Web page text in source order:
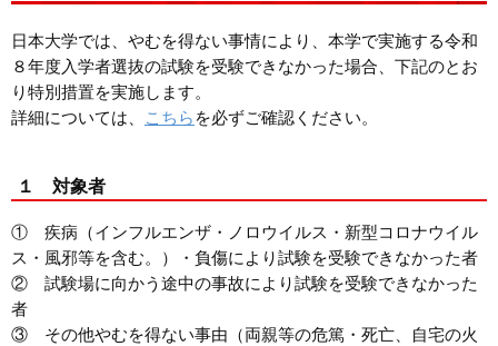
日本大学では、やむを得ない事情により、本学で実施する令和
８年度入学者選抜の試験を受験できなかった場合、下記のとお
り特別措置を実施します。
詳細については、 こちらを必ずご確認ください。
１ 対象者
① 疾病（インフルエンザ・ノロウイルス・新型コロナウイル
ス・風邪等を含む。）・負傷により試験を受験できなかった者
② 試験場に向かう途中の事故により試験を受験できなかった
者
③ その他やむを得ない事由（両親等の危篤・死亡、自宅の火